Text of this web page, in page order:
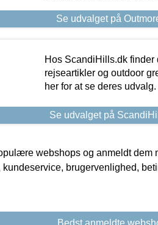
Se udvalget på
Hos ScandiHills.dk
rejseartikler og outdoor
her for at se deres udvalg.
Se udvalget på
webshops og anmeldt dem
brugervenlighed,
Bedst anmeldte